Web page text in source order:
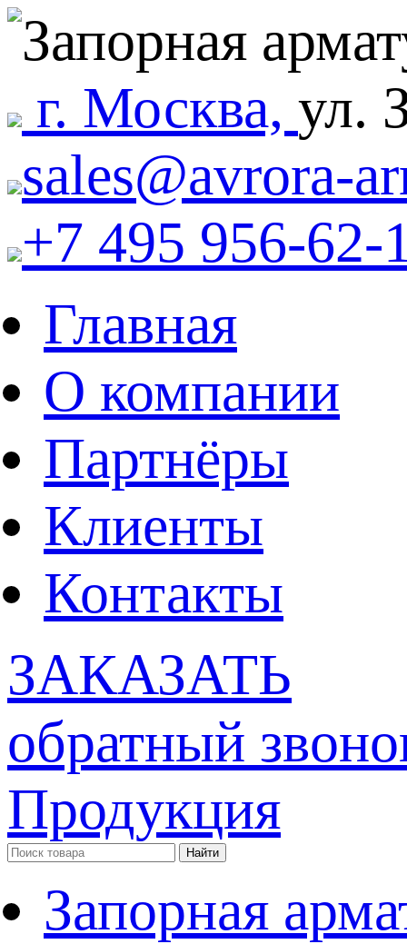
г. Москва, ул.
sales@avrora-
+7 495 956-62-
Главная
О компании
Партнёры
Клиенты
Контакты
ЗАКАЗАТЬ
обратный
Продукция
Запорная